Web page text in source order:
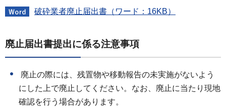
破砕業者廃止届出書（ワード：16KB）
廃止届出書提出に係る注意事項
廃止の際には、残置物や移動報告の未実施がないよう
にした上で廃止してください。なお、廃止に当たり現地
確認を行う場合があります。